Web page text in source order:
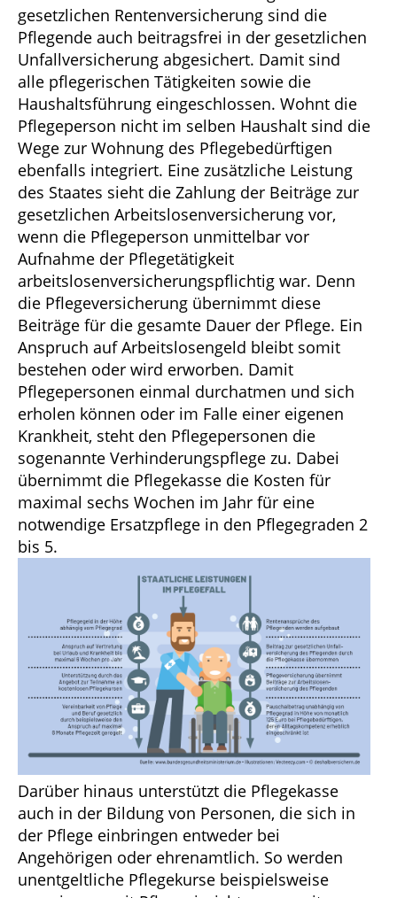
gesetzlichen Rentenversicherung sind die
Pflegende auch beitragsfrei in der gesetzlichen
Unfallversicherung abgesichert. Damit sind
alle pflegerischen Tätigkeiten sowie die
Haushaltsführung eingeschlossen. Wohnt die
Pflegeperson nicht im selben Haushalt sind die
Wege zur Wohnung des Pflegebedürftigen
ebenfalls integriert. Eine zusätzliche Leistung
des Staates sieht die Zahlung der Beiträge zur
gesetzlichen Arbeitslosenversicherung vor,
wenn die Pflegeperson unmittelbar vor
Aufnahme der Pflegetätigkeit
arbeitslosenversicherungspflichtig war. Denn
die Pflegeversicherung übernimmt diese
Beiträge für die gesamte Dauer der Pflege. Ein
Anspruch auf Arbeitslosengeld bleibt somit
bestehen oder wird erworben. Damit
Pflegepersonen einmal durchatmen und sich
erholen können oder im Falle einer eigenen
Krankheit, steht den Pflegepersonen die
sogenannte Verhinderungspflege zu. Dabei
übernimmt die Pflegekasse die Kosten für
maximal sechs Wochen im Jahr für eine
notwendige Ersatzpflege in den Pflegegraden 2
bis 5.
Darüber hinaus unterstützt die Pflegekasse
auch in der Bildung von Personen, die sich in
der Pflege einbringen entweder bei
Angehörigen oder ehrenamtlich. So werden
unentgeltliche Pflegekurse beispielsweise